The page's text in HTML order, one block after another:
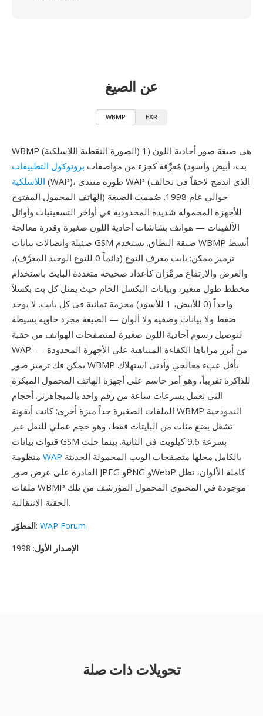
عن الصيغ
WBMP EXR
WBMP (الصورة النقطية اللاسلكية) هي صيغة صور أحادية اللون (1
بت، أبيض وأسود) مُعرَّفة كجزء من مواصفات بروتوكول التطبيقات
اللاسلكية (WAP)، طوره منتدى WAP (الذي اندمج لاحقاً في تحالف
الهاتف المحمول المفتوح) حوالي عام 1998. صُممت الصيغة
للأجهزة المحمولة شديدة المحدودية في أواخر التسعينيات وأوائل
الألفينات — هواتف بشاشات أحادية اللون صغيرة وقدرة معالجة
ضئيلة واتصالات بيانات GSM ضيقة النطاق. تستخدم WBMP أبسط
ترميز ممكن: بايت معرف النوع (دائماً 0 للنوع الوحيد المعرَّف)،
والعرض والارتفاع مرمَّزان كأعداد صحيحة متعددة البايت باستخدام
مخطط طول متغير، وبيانات البكسل الخام حيث يمثل كل بت بكسلاً
واحداً (0 للأبيض، 1 للأسود) محزمة ثمانية في كل بايت. لا يوجد
ضغط ولا بيانات وصفية ولا ألوان — الصيغة مجرد حاوية بسيطة
لتوصيل رسوم أحادية اللون صغيرة لمتصفحات الهواتف من حقبة
WAP. من أبرز مزاياها الكفاءة المتناهية على الأجهزة المحدودة —
يمكن فك ترميز صور WBMP بأقل عبء معالجي وأدنى استهلاك
للذاكرة تقريباً، وهو أمر حاسم على أجهزة الهاتف المحمول المبكرة
التي تعمل بسرعات ساعة من رقم واحد بالميجاهرتز. أحجام
الملفات الصغيرة جداً ميزة أخرى: كانت أيقونة WBMP النموذجية
تشغل بضع مئات من البايتات فقط، وهو حجم عملي للنقل عبر
قنوات بيانات GSM بسرعة 9.6 كيلوبت في الثانية. بينما حلت
WAP
القادرة على عرض صور JPEG وPNG وWebP كاملة الألوان، تظل
ملفات WBMP موجودة في المحتوى المحمول المؤرشف من تلك
الحقبة الانتقالية.
المطوّر: WAP Forum
الإصدار الأول: 1998
تحويلات ذات صلة